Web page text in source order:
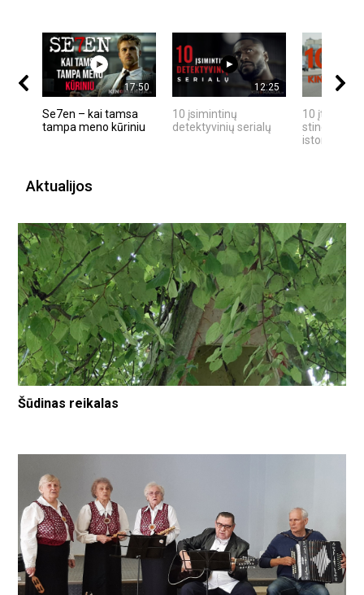
17:50
Se7en – kai tamsa
tampa meno kūriniu
12:25
10 įsimintinų
detektyvinių serialų
10 įtemptų,
stingdančių
istorijų
Aktualijos
Šūdinas reikalas